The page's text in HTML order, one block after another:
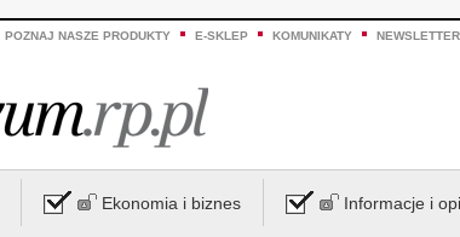
POZNAJ NASZE PRODUKTY E-SKLEP KOMUNIKATY NEWSLETTER
Ekonomia i biznes Informacje i